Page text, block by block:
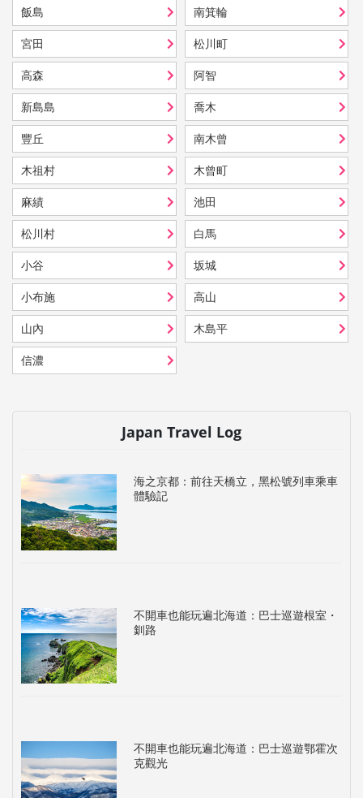
飯島 南箕輪
宮田 松川町
高森 阿智
新島島 喬木
豐丘 南木曾
木祖村 木曾町
麻績 池田
松川村 白馬
小谷 坂城
小布施 高山
山內 木島平
信濃
Japan Travel Log
海之京都：前往天橋立，黑松號列車乘車
體驗記
不開車也能玩遍北海道：巴士巡遊根室・
釧路
不開車也能玩遍北海道：巴士巡遊鄂霍次
克觀光